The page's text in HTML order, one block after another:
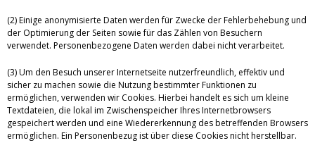
(2) Einige anonymisierte Daten werden für Zwecke der Fehlerbehebung und
der Optimierung der Seiten sowie für das Zählen von Besuchern
verwendet. Personenbezogene Daten werden dabei nicht verarbeitet.
(3) Um den Besuch unserer Internetseite nutzerfreundlich, effektiv und
sicher zu machen sowie die Nutzung bestimmter Funktionen zu
ermöglichen, verwenden wir Cookies. Hierbei handelt es sich um kleine
Textdateien, die lokal im Zwischenspeicher Ihres Internetbrowsers
gespeichert werden und eine Wiedererkennung des betreffenden Browsers
ermöglichen. Ein Personenbezug ist über diese Cookies nicht herstellbar.